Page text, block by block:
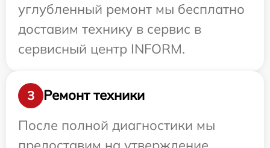
углубленный ремонт мы бесплатно
доставим технику в сервис в
сервисный центр INFORM.
3
Ремонт техники
После полной диагностики мы